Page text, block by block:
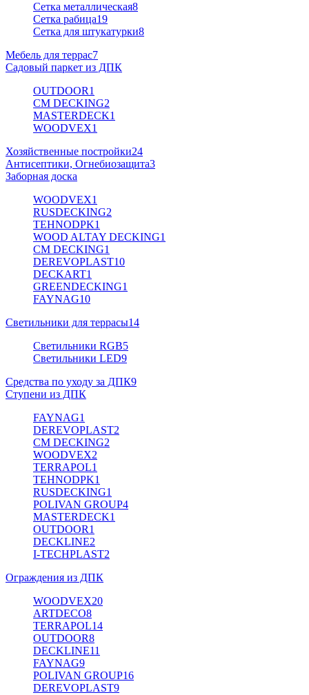
Сетка металлическая8
Сетка рабица19
Сетка для штукатурки8
Мебель для террас7
Садовый паркет из ДПК
OUTDOOR1
CM DECKING2
MASTERDECK1
WOODVEX1
Хозяйственные постройки24
Антисептики, Огнебиозащита3
Заборная доска
WOODVEX1
RUSDECKING2
TEHNODPK1
WOOD ALTAY DECKING1
CM DECKING1
DEREVOPLAST10
DECKART1
GREENDECKING1
FAYNAG10
Светильники для террасы14
Светильники RGB5
Светильники LED9
Средства по уходу за ДПК9
Ступени из ДПК
FAYNAG1
DEREVOPLAST2
CM DECKING2
WOODVEX2
TERRAPOL1
TEHNODPK1
RUSDECKING1
POLIVAN GROUP4
MASTERDECK1
OUTDOOR1
DECKLINE2
I-TECHPLAST2
Ограждения из ДПК
WOODVEX20
ARTDECO8
TERRAPOL14
OUTDOOR8
DECKLINE11
FAYNAG9
POLIVAN GROUP16
DEREVOPLAST9